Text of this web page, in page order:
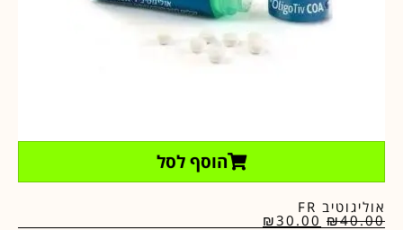
הוסף לסל
אוליגוטיב FR
₪40.00
₪30.00